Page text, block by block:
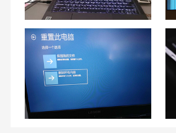
如何解决联想小新Pro16笔记本电源不稳定的问题？